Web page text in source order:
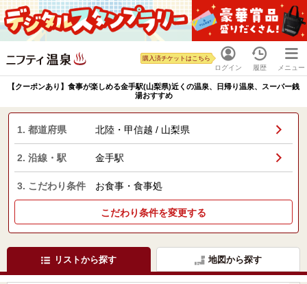
ログイン
購入済チケットはこちら
履歴 メニュー
【クーポンあり】食事が楽しめる金手駅(山梨県)近くの温泉、日帰り温泉、スーパー銭
湯おすすめ
1. 都道府県 北陸・甲信越 / 山梨県
2. 沿線・駅 金手駅
3. こだわり条件 お食事・食事処
こだわり条件を変更する
リストから探す 地図から探す